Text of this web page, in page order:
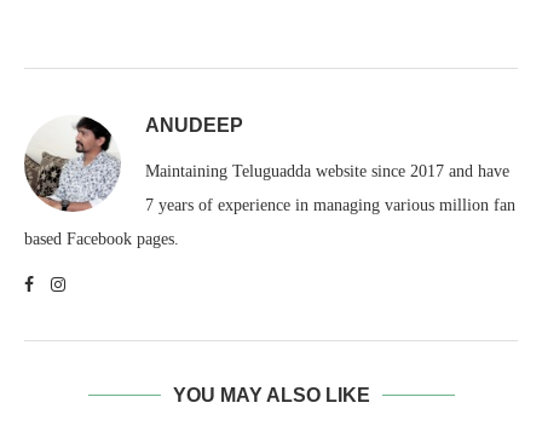
ANUDEEP
Maintaining Teluguadda website since 2017 and have
7 years of experience in managing various million fan
based Facebook pages.
YOU MAY ALSO LIKE